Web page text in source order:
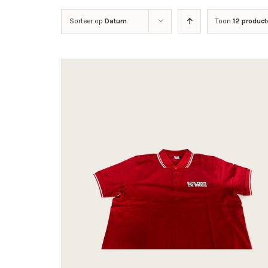
Sorteer op Datum Toon 12